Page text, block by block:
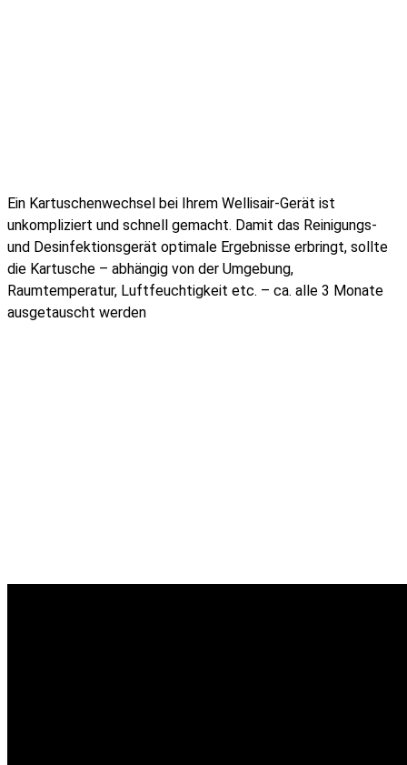
Ein Kartuschenwechsel bei Ihrem Wellisair-Gerät ist
unkompliziert und schnell gemacht. Damit das Reinigungs-
und Desinfektionsgerät optimale Ergebnisse erbringt, sollte
die Kartusche – abhängig von der Umgebung,
Raumtemperatur, Luftfeuchtigkeit etc. – ca. alle 3 Monate
ausgetauscht werden